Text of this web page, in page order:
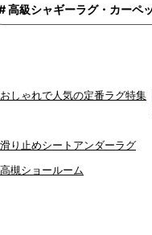
高級シャギーラグ・カーペ